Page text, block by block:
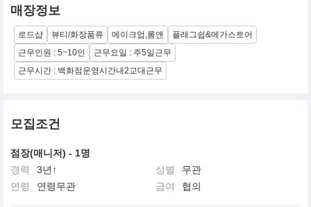
매장정보
로드샵 뷰티/화장품류 메이크업,롬앤
플래그쉽&메가스토어
근무인원 : 5~10인
근무요일 : 주5일근무
근무시간 : 백화점운영시간내2교대근무
모집조건
점장(매니저) - 1명
경력
3년↑ 성별
무관
연령
연령무관 급여 협의